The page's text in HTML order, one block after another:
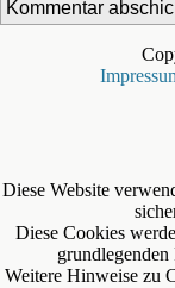
Diese Website
Diese Cookies
Weitere Hinweise zu